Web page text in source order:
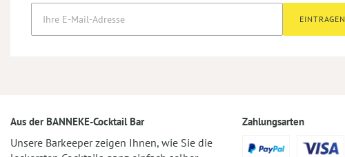
EINTRAGEN
Aus der BANNEKE-Cocktail Bar
Unsere Barkeeper zeigen Ihnen, wie Sie die
Zahlungsarten